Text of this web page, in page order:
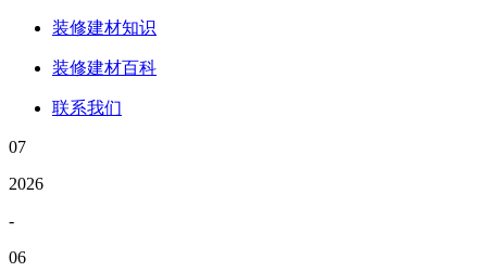
装修建材知识
装修建材百科
联系我们
07
2026
-
06